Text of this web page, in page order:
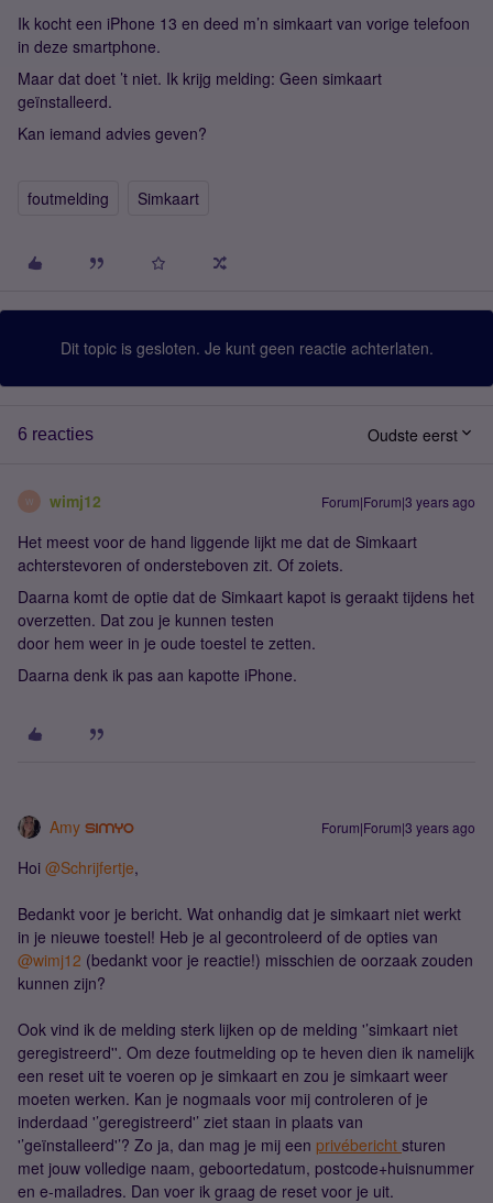
Ik kocht een iPhone 13 en deed m’n simkaart van vorige telefoon
in deze smartphone.
Maar dat doet ’t niet. Ik krijg melding: Geen simkaart
geïnstalleerd.
Kan iemand advies geven?
foutmelding Simkaart
Dit topic is gesloten. Je kunt geen reactie achterlaten.
6 reacties Oudste eerst
W wimj12 Forum|Forum|3 years ago
Het meest voor de hand liggende lijkt me dat de Simkaart
achterstevoren of ondersteboven zit. Of zoiets.
Daarna komt de optie dat de Simkaart kapot is geraakt tijdens het
overzetten. Dat zou je kunnen testen
door hem weer in je oude toestel te zetten.
Daarna denk ik pas aan kapotte iPhone.
Amy Forum|Forum|3 years ago
Hoi @Schrijfertje,
Bedankt voor je bericht. Wat onhandig dat je simkaart niet werkt
in je nieuwe toestel! Heb je al gecontroleerd of de opties van
@wimj12 (bedankt voor je reactie!) misschien de oorzaak zouden
kunnen zijn?
Ook vind ik de melding sterk lijken op de melding '’simkaart niet
geregistreerd''. Om deze foutmelding op te heven dien ik namelijk
een reset uit te voeren op je simkaart en zou je simkaart weer
moeten werken. Kan je nogmaals voor mij controleren of je
inderdaad '’geregistreerd'’ ziet staan in plaats van
'’geïnstalleerd'’? Zo ja, dan mag je mij een privébericht sturen
met jouw volledige naam, geboortedatum, postcode+huisnummer
en e-mailadres. Dan voer ik graag de reset voor je uit.